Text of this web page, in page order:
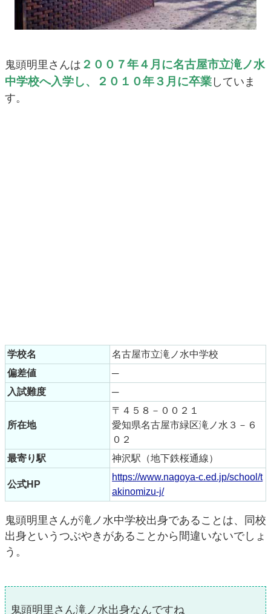
鬼頭明里さんは ２００７年４月に名古屋市立滝ノ水
中学校へ入学し、２０１０年３月に卒業 していま
す。
学校名
名古屋市立滝ノ水中学校
偏差値
─
入試難度
─
所在地
〒４５８－００２１
愛知県名古屋市緑区滝ノ水３－６
０２
最寄り駅
神沢駅（地下鉄桜通線）
公式HP
https://www.nagoya-c.ed.jp/school/t
akinomizu-j/
鬼頭明里さんが滝ノ水中学校出身であることは、同校
出身というつぶやきがあることから間違いないでしょ
う。
鬼頭明里さん滝ノ水出身なんですね